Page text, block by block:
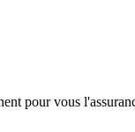
pour vous